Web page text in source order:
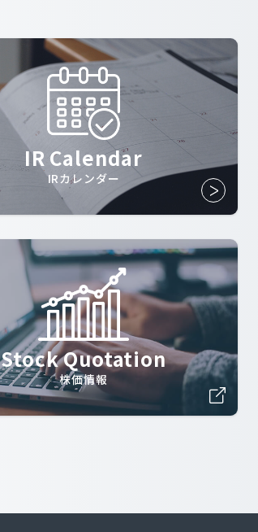
IR Calendar
IRカレンダー
Stock Quotation
株価情報